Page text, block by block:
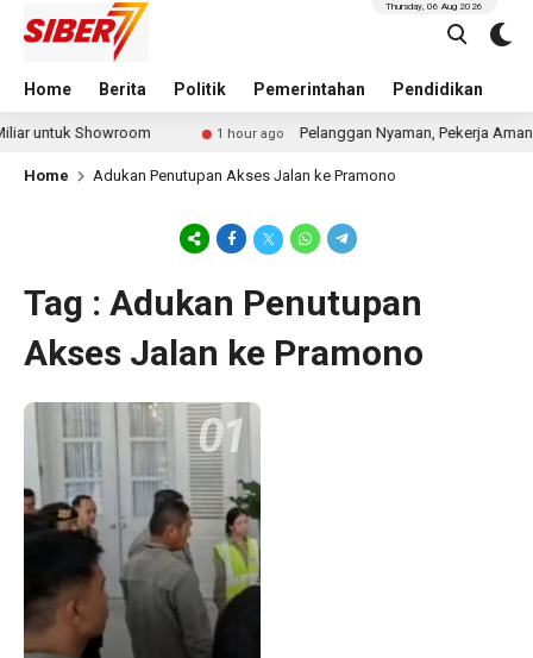
Home Berita Politik Pemerintahan Pendidikan
Thursday, 06 Aug 2026
untuk Showroom 1 hour ago Pelanggan Nyaman, Pekerja Aman:
Home Adukan Penutupan Akses Jalan ke Pramono
Tag : Adukan Penutupan
Akses Jalan ke Pramono